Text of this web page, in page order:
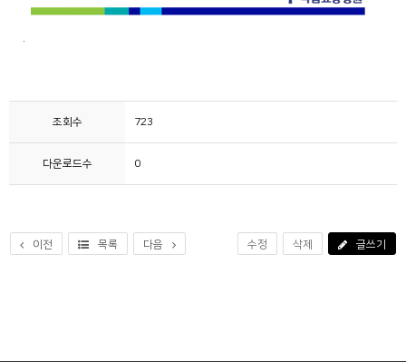
조회수 723
다운로드수 0
이전 목록 다음 수정 삭제 글쓰기